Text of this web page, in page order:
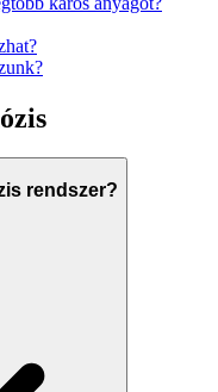
rendszer?